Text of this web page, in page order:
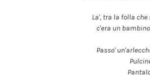
La', tra la folla
c'era un
Passo'